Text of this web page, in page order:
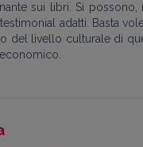
sui libri. Si possono,
adatti. Basta
del livello culturale di